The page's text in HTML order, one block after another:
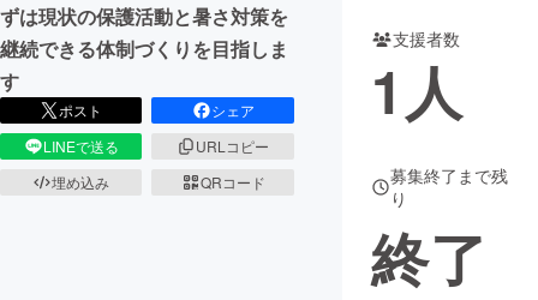
CAMPFIRE for Social Good
CAMPFIRE Creation
コミュニティ
ずは現状の保護活動と暑さ対策を
継続できる体制づくりを目指しま
す
ポスト
シェア
LINEで送る
URLコピー
埋め込み
QRコード
支援者数
1人
募集終了まで残
り
終了